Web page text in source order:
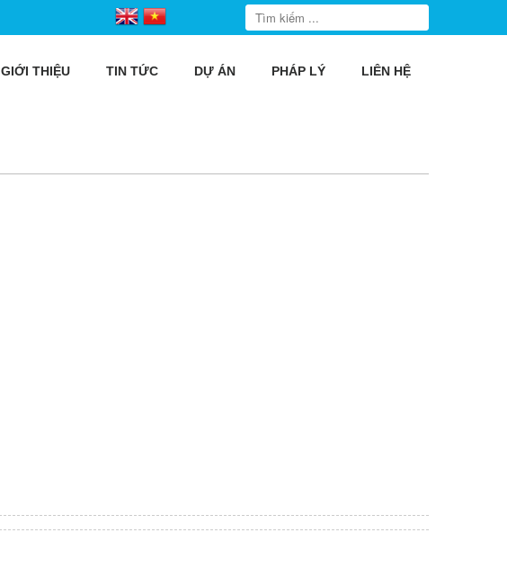
GIỚI THIỆU TIN TỨC DỰ ÁN PHÁP LÝ LIÊN HỆ